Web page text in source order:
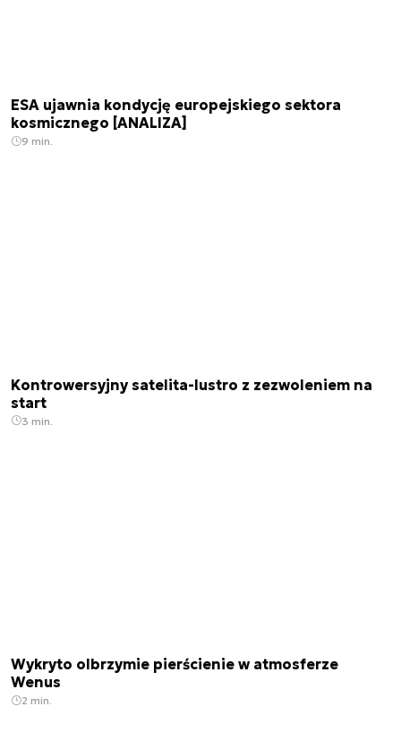
ESA ujawnia kondycję europejskiego sektora
kosmicznego [ANALIZA]
9 min.
Kontrowersyjny satelita-lustro z zezwoleniem na
start
3 min.
Wykryto olbrzymie pierścienie w atmosferze
Wenus
2 min.